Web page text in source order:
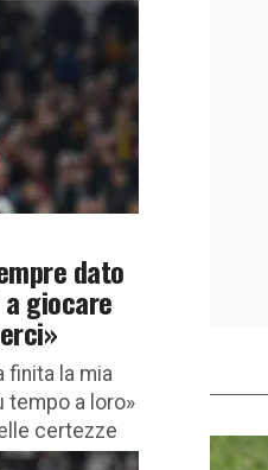
dato
giocare
finita la mia
tempo a loro»
certezze